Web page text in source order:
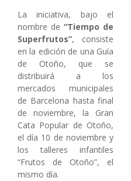
La iniciativa, bajo el
nombre de “Tiempo de
Superfrutos”, consiste
en la edición de una Guía
de Otoño, que se
distribuirá a los
mercados municipales
de Barcelona hasta final
de noviembre, la Gran
Cata Popular de Otoño,
el día 10 de noviembre y
los talleres infantiles
“Frutos de Otoño”, el
mismo día.